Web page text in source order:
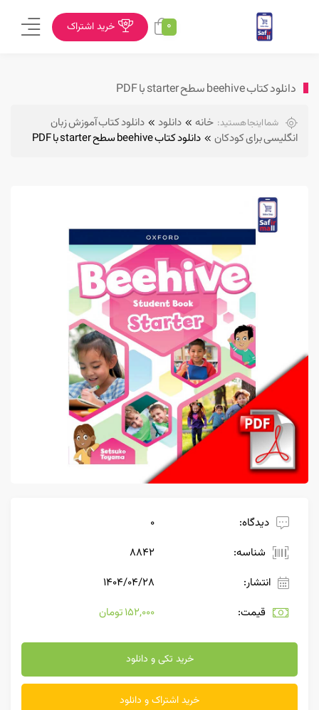
0 خرید اشتراک
دانلود کتاب beehive سطح starter با PDF
شما اینجا هستید: خانه دانلود
دانلود کتاب آموزش زبان
انگلیسی برای کودکان
دانلود کتاب beehive سطح starter با PDF
دیدگاه:
0
شناسه:
8842
انتشار:
۱۴۰۴/۰۴/۲۸
قیمت:
152,000 تومان
خرید تکی و دانلود
خرید اشتراک و دانلود